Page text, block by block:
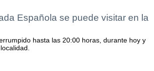
Española se puede visitar en la
hasta las 20:00 horas, durante hoy y